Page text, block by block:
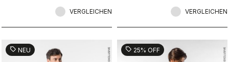
VERGLEICHEN VERGLEICHEN
sell NEU sell 25% OFF